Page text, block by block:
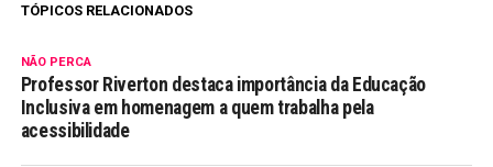
TÓPICOS RELACIONADOS
NÃO PERCA
Professor Riverton destaca importância da Educação
Inclusiva em homenagem a quem trabalha pela
acessibilidade